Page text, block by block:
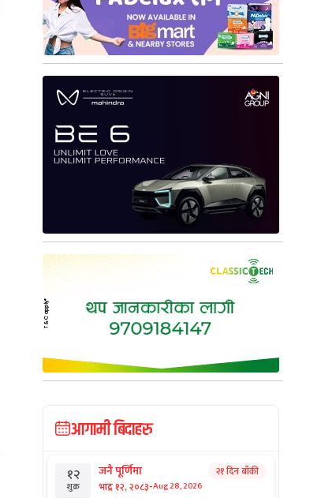
आगामी बिदाहरु
१२
शुक्र
जनै पूर्णिमा
भाद्र १२, २०८३-Aug 28, 2026
२१ दिन बाँकी